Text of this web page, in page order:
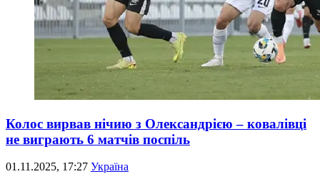
Колос вирвав нічию з Олександрією – ковалівці
не виграють 6 матчів поспіль
01.11.2025, 17:27 Україна